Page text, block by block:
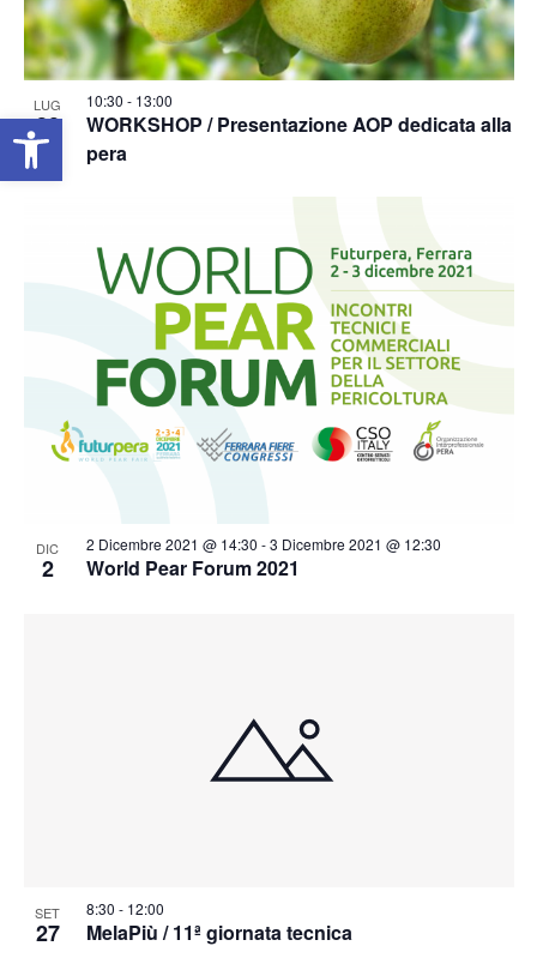
Apri la barra degli strumenti
LUG
30
10:30 - 13:00
WORKSHOP / Presentazione AOP dedicata alla
pera
DIC
2
2 Dicembre 2021 @ 14:30 -3 Dicembre 2021 @ 12:30
World Pear Forum 2021
SET
27
8:30 - 12:00
MelaPiù / 11ª giornata tecnica